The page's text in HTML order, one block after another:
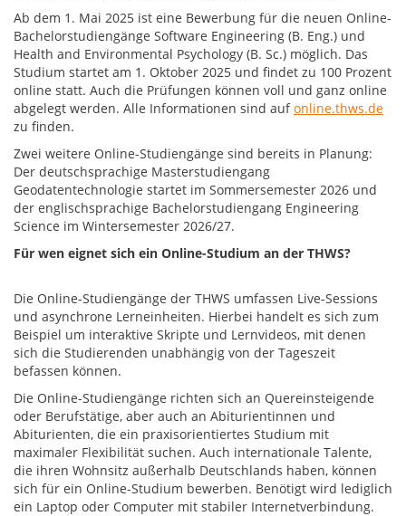
Ab dem 1. Mai 2025 ist eine Bewerbung für die neuen Online-
Bachelorstudiengänge Software Engineering (B. Eng.) und
Health and Environmental Psychology (B. Sc.) möglich. Das
Studium startet am 1. Oktober 2025 und findet zu 100 Prozent
online statt. Auch die Prüfungen können voll und ganz online
abgelegt werden. Alle Informationen sind aufonline.thws.de
zu finden.
Zwei weitere Online-Studiengänge sind bereits in Planung:
Der deutschsprachige Masterstudiengang
Geodatentechnologie startet im Sommersemester 2026 und
der englischsprachige Bachelorstudiengang Engineering
Science im Wintersemester 2026/27.
Für wen eignet sich ein Online-Studium an der THWS?
Die Online-Studiengänge der THWS umfassen Live-Sessions
und asynchrone Lerneinheiten. Hierbei handelt es sich zum
Beispiel um interaktive Skripte und Lernvideos, mit denen
sich die Studierenden unabhängig von der Tageszeit
befassen können.
Die Online-Studiengänge richten sich an Quereinsteigende
oder Berufstätige, aber auch an Abiturientinnen und
Abiturienten, die ein praxisorientiertes Studium mit
maximaler Flexibilität suchen. Auch internationale Talente,
die ihren Wohnsitz außerhalb Deutschlands haben, können
sich für ein Online-Studium bewerben. Benötigt wird lediglich
ein Laptop oder Computer mit stabiler Internetverbindung.